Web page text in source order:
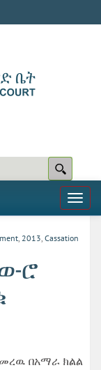
Toggle
, 2013, Cassation
ሮ
በአማራ ክልል